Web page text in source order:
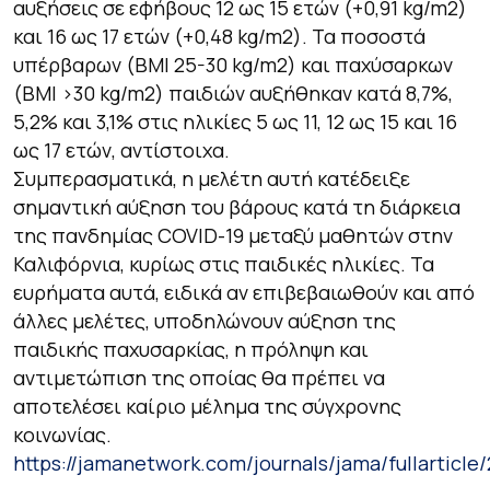
αυξήσεις σε εφήβους 12 ως 15 ετών (+0,91 kg/m2)
και 16 ως 17 ετών (+0,48 kg/m2). Τα ποσοστά
υπέρβαρων (ΒΜΙ 25-30 kg/m2) και παχύσαρκων
(ΒΜΙ >30 kg/m2) παιδιών αυξήθηκαν κατά 8,7%,
5,2% και 3,1% στις ηλικίες 5 ως 11, 12 ως 15 και 16
ως 17 ετών, αντίστοιχα.
Συμπερασματικά, η μελέτη αυτή κατέδειξε
σημαντική αύξηση του βάρους κατά τη διάρκεια
της πανδημίας COVID-19 μεταξύ μαθητών στην
Καλιφόρνια, κυρίως στις παιδικές ηλικίες. Τα
ευρήματα αυτά, ειδικά αν επιβεβαιωθούν και από
άλλες μελέτες, υποδηλώνουν αύξηση της
παιδικής παχυσαρκίας, η πρόληψη και
αντιμετώπιση της οποίας θα πρέπει να
αποτελέσει καίριο μέλημα της σύγχρονης
κοινωνίας.
https://jamanetwork.com/journals/jama/fullarticle/